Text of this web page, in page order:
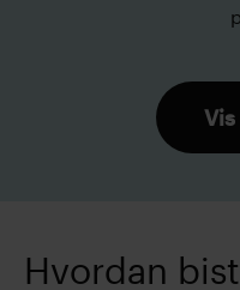
Hvordan